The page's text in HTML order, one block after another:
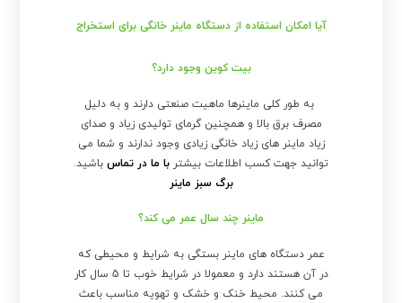
آیا امکان استفاده از دستگاه ماینر خانگی برای استخراج
بیت کوین وجود دارد؟
به طور کلی ماینرها ماهیت صنعتی دارند و به دلیل
مصرف برق بالا و همچنین گرمای تولیدی زیاد و صدای
زیاد ماینر های زیاد خانگی زیادی وجود ندارند و شما می
توانید جهت کسب اطلاعات بیشتر با ما در تماسباشید.
برگ سبز ماینر
ماینر چند سال عمر می کند؟
عمر دستگاه های ماینر بستگی به شرایط و محیطی که
در آن هستند دارد و معمولا در شرایط خوب تا 5 سال کار
می کنند. محیط خنک و خشک و تهویه مناسب باعث